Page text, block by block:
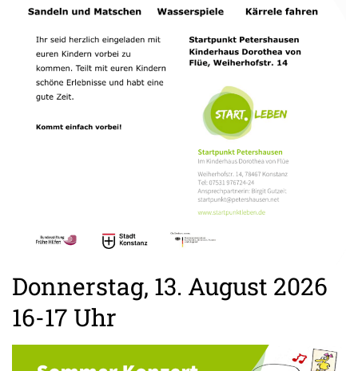
Donnerstag, 13. August 2026
16-17 Uhr